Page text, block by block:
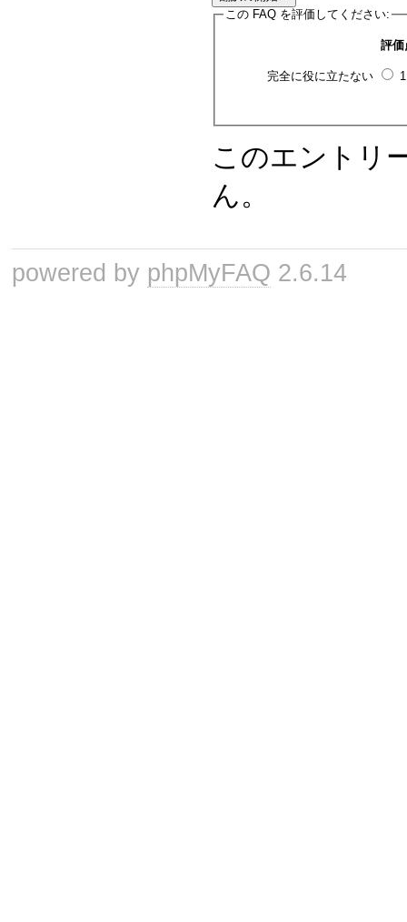
この FAQ を評価してください:
評価
完全に役に立たない
このエントリ
ん。
powered by phpMyFAQ 2.6.14